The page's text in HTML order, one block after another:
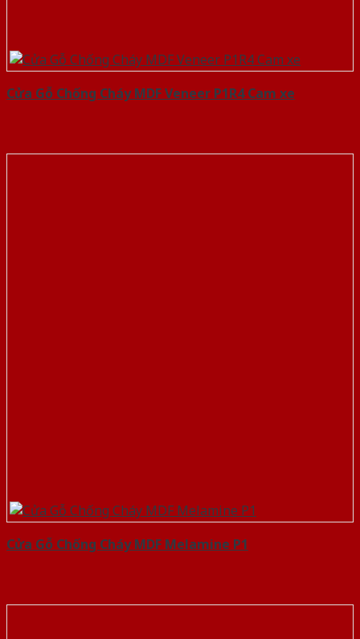
Cửa Gỗ Chống Cháy MDF Veneer P1R4 Cam xe
Cửa Gỗ Chống Cháy MDF Melamine P1